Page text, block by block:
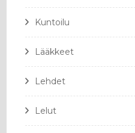
Kuntoilu
Lääkkeet
Lehdet
Lelut